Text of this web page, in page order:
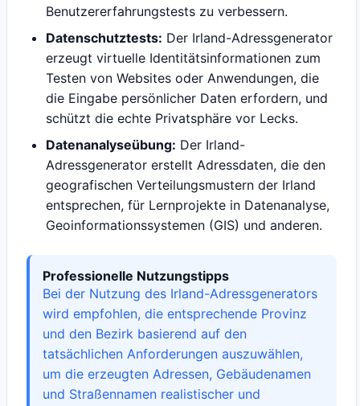
Benutzererfahrungstests zu verbessern.
Datenschutztests: Der Irland-Adressgenerator
erzeugt virtuelle Identitätsinformationen zum
Testen von Websites oder Anwendungen, die
die Eingabe persönlicher Daten erfordern, und
schützt die echte Privatsphäre vor Lecks.
Datenanalyseübung: Der Irland-
Adressgenerator erstellt Adressdaten, die den
geografischen Verteilungsmustern der Irland
entsprechen, für Lernprojekte in Datenanalyse,
Geoinformationssystemen (GIS) und anderen.
Professionelle Nutzungstipps
Bei der Nutzung des Irland-Adressgenerators
wird empfohlen, die entsprechende Provinz
und den Bezirk basierend auf den
tatsächlichen Anforderungen auszuwählen,
um die erzeugten Adressen, Gebäudenamen
und Straßennamen realistischer und